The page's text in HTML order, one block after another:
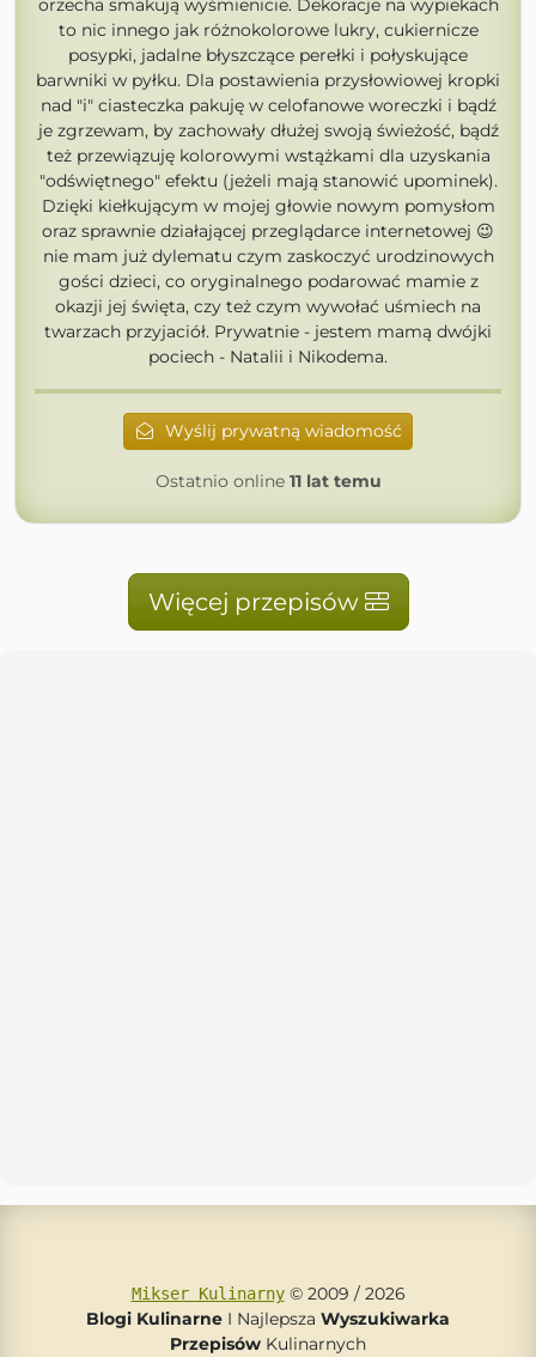
orzecha smakują wyśmienicie. Dekoracje na wypiekach
to nic innego jak różnokolorowe lukry, cukiernicze
posypki, jadalne błyszczące perełki i połyskujące
barwniki w pyłku. Dla postawienia przysłowiowej kropki
nad "i" ciasteczka pakuję w celofanowe woreczki i bądź
je zgrzewam, by zachowały dłużej swoją świeżość, bądź
też przewiązuję kolorowymi wstążkami dla uzyskania
"odświętnego" efektu (jeżeli mają stanowić upominek).
Dzięki kiełkującym w mojej głowie nowym pomysłom
oraz sprawnie działającej przeglądarce internetowej 😉
nie mam już dylematu czym zaskoczyć urodzinowych
gości dzieci, co oryginalnego podarować mamie z
okazji jej święta, czy też czym wywołać uśmiech na
twarzach przyjaciół. Prywatnie - jestem mamą dwójki
pociech - Natalii i Nikodema.
Wyślij prywatną wiadomość
Ostatnio online 11 lat temu
Więcej przepisów
Mikser Kulinarny© 2009 / 2026
Blogi Kulinarne I Najlepsza Wyszukiwarka
Przepisów Kulinarnych